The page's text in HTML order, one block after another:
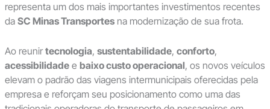
representa um dos mais importantes investimentos recentes
da SC Minas Transportesna modernização de sua frota.
Ao reunir tecnologia, sustentabilidade, conforto,
acessibilidadee baixo custo operacional, os novos veículos
elevam o padrão das viagens intermunicipais oferecidas pela
empresa e reforçam seu posicionamento como uma das